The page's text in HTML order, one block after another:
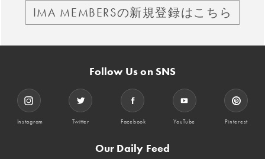
IMA MEMBERSの新規登録はこちら
Follow Us on SNS
Instagram Twitter Facebook YouTube Pinterest
Our Daily Feed